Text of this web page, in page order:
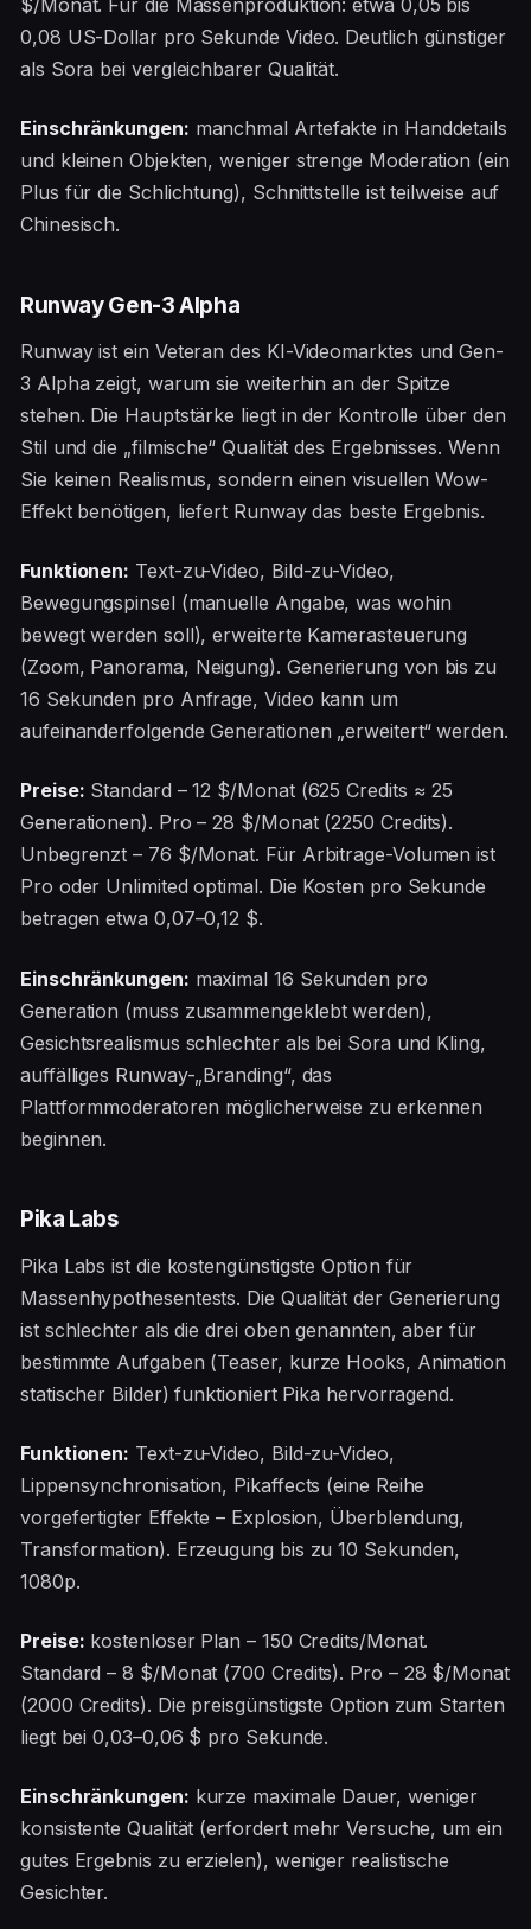
0,08 US-Dollar pro Sekunde Video. Deutlich günstiger
als Sora bei vergleichbarer Qualität.
Einschränkungen: manchmal Artefakte in Handdetails
und kleinen Objekten, weniger strenge Moderation (ein
Plus für die Schlichtung), Schnittstelle ist teilweise auf
Chinesisch.
Runway Gen-3 Alpha
Runway ist ein Veteran des KI-Videomarktes und Gen-
3 Alpha zeigt, warum sie weiterhin an der Spitze
stehen. Die Hauptstärke liegt in der Kontrolle über den
Stil und die „filmische“ Qualität des Ergebnisses. Wenn
Sie keinen Realismus, sondern einen visuellen Wow-
Effekt benötigen, liefert Runway das beste Ergebnis.
Funktionen: Text-zu-Video, Bild-zu-Video,
Bewegungspinsel (manuelle Angabe, was wohin
bewegt werden soll), erweiterte Kamerasteuerung
(Zoom, Panorama, Neigung). Generierung von bis zu
16 Sekunden pro Anfrage, Video kann um
aufeinanderfolgende Generationen „erweitert“ werden.
Preise: Standard – 12 $/Monat (625 Credits ≈ 25
Generationen). Pro – 28 $/Monat (2250 Credits).
Unbegrenzt – 76 $/Monat. Für Arbitrage-Volumen ist
Pro oder Unlimited optimal. Die Kosten pro Sekunde
betragen etwa 0,07–0,12 $.
Einschränkungen: maximal 16 Sekunden pro
Generation (muss zusammengeklebt werden),
Gesichtsrealismus schlechter als bei Sora und Kling,
auffälliges Runway-„Branding“, das
Plattformmoderatoren möglicherweise zu erkennen
beginnen.
Pika Labs
Pika Labs ist die kostengünstigste Option für
Massenhypothesentests. Die Qualität der Generierung
ist schlechter als die drei oben genannten, aber für
bestimmte Aufgaben (Teaser, kurze Hooks, Animation
statischer Bilder) funktioniert Pika hervorragend.
Funktionen: Text-zu-Video, Bild-zu-Video,
Lippensynchronisation, Pikaffects (eine Reihe
vorgefertigter Effekte – Explosion, Überblendung,
Transformation). Erzeugung bis zu 10 Sekunden,
1080p.
Preise: kostenloser Plan – 150 Credits/Monat.
Standard – 8 $/Monat (700 Credits). Pro – 28 $/Monat
(2000 Credits). Die preisgünstigste Option zum Starten
liegt bei 0,03–0,06 $ pro Sekunde.
Einschränkungen: kurze maximale Dauer, weniger
konsistente Qualität (erfordert mehr Versuche, um ein
gutes Ergebnis zu erzielen), weniger realistische
Gesichter.